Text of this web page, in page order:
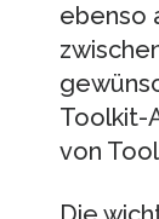
ebenso
Toolkit-
von